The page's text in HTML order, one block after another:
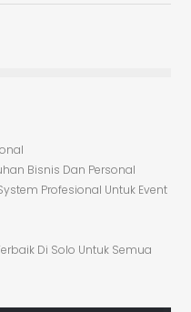
Bisnis Dan Personal
Profesional Untuk Event
Di Solo Untuk Semua